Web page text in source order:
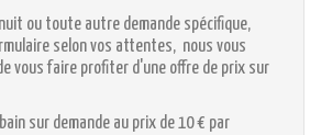
ou toute autre demande spécifique,
selon vos attentes, nous vous
vous faire profiter d'une offre de prix sur
sur demande au prix de 10 € par